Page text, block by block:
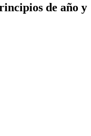
de año y